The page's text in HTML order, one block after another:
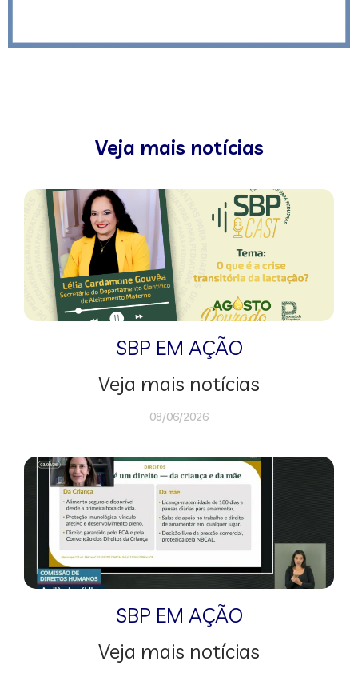
Veja mais notícias
SBP EM AÇÃO
Veja mais notícias
08/06/2026
SBP EM AÇÃO
Veja mais notícias